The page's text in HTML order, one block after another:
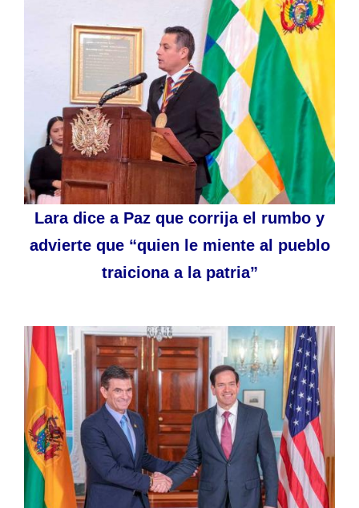
Lara dice a Paz que corrija el rumbo y
advierte que “quien le miente al pueblo
traiciona a la patria”